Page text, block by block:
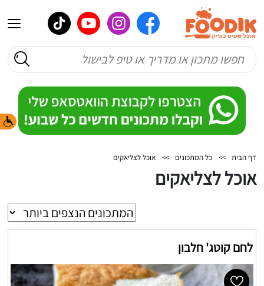
דף הבית >> כל המתכונים >> אוכל לצליאקים
אוכל לצליאקים
לחם קוטג' חלבון